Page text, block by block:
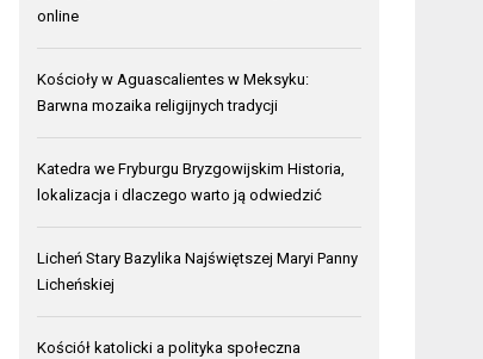
online
Kościoły w Aguascalientes w Meksyku:
Barwna mozaika religijnych tradycji
Katedra we Fryburgu Bryzgowijskim Historia,
lokalizacja i dlaczego warto ją odwiedzić
Licheń Stary Bazylika Najświętszej Maryi Panny
Licheńskiej
Kościół katolicki a polityka społeczna